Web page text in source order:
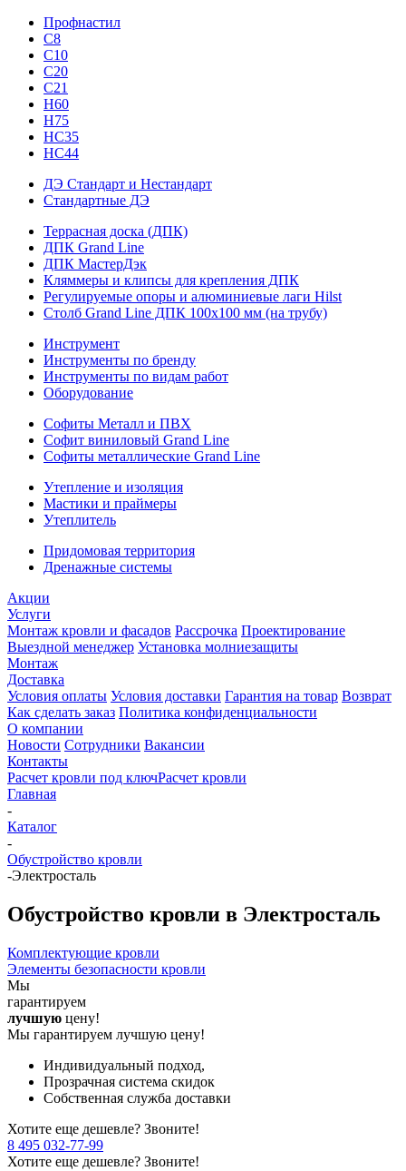
Профнастил
С8
С10
С20
С21
H60
H75
HС35
НС44
ДЭ Стандарт и Нестандарт
Стандартные ДЭ
Террасная доска (ДПК)
ДПК Grand Line
ДПК МастерДэк
Кляммеры и клипсы для крепления ДПК
Регулируемые опоры и алюминиевые лаги Hilst
Столб Grand Line ДПК 100х100 мм (на трубу)
Инструмент
Инструменты по бренду
Инструменты по видам работ
Оборудование
Софиты Металл и ПВХ
Софит виниловый Grand Line
Софиты металлические Grand Line
Утепление и изоляция
Мастики и праймеры
Утеплитель
Придомовая территория
Дренажные системы
Акции
Услуги
Монтаж кровли и фасадов Рассрочка Проектирование
Выездной менеджер Установка молниезащиты
Монтаж
Доставка
Условия оплаты Условия доставки Гарантия на товар Возврат
Как сделать заказ Политика конфиденциальности
О компании
Новости Сотрудники Вакансии
Контакты
Расчет кровли под ключРасчет кровли
Главная
-
Каталог
-
Обустройство кровли
-Электросталь
Обустройство кровли в Электросталь
Комплектующие кровли
Элементы безопасности кровли
Мы
гарантируем
лучшую цену!
Мы гарантируем лучшую цену!
Индивидуальный подход,
Прозрачная система скидок
Собственная служба доставки
Хотите еще дешевле? Звоните!
8 495 032-77-99
Хотите еще дешевле? Звоните!